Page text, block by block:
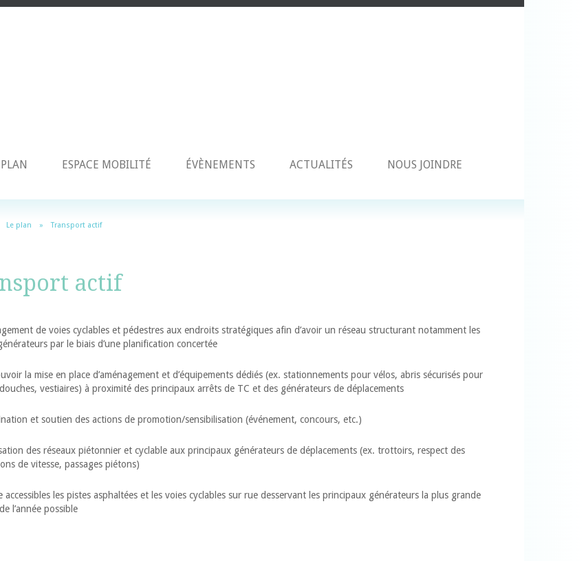
ESPACE MOBILITÉ ÉVÈNEMENTS ACTUALITÉS NOUS JOINDRE
Le plan » Transport actif
actif
de voies cyclables et pédestres aux endroits stratégiques afin d’avoir un réseau structurant notamment les
par le biais d’une planification concertée
la mise en place d’aménagement et d’équipements dédiés (ex. stationnements pour vélos, abris sécurisés pour
vestiaires) à proximité des principaux arrêts de TC et des générateurs de déplacements
et soutien des actions de promotion/sensibilisation (événement, concours, etc.)
des réseaux piétonnier et cyclable aux principaux générateurs de déplacements (ex. trottoirs, respect des
de vitesse, passages piétons)
accessibles les pistes asphaltées et les voies cyclables sur rue desservant les principaux générateurs la plus grande
l’année possible